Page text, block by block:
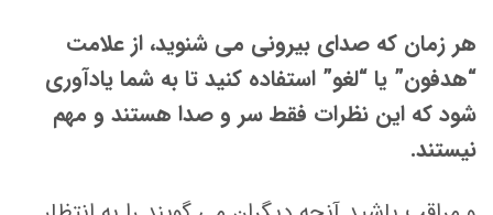
هر زمان که صدای بیرونی می شنوید، از علامت
“هدفون” یا “لغو” استفاده کنید تا به شما یادآوری
شود که این نظرات فقط سر و صدا هستند و مهم
نیستند.